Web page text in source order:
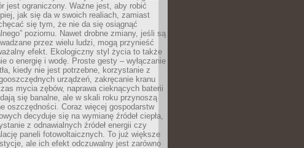
jest ograniczony. Ważne jest, aby robić
jak się da w swoich realiach, zamiast
się tym, że nie da się osiągnąć
poziomu. Nawet drobne zmiany, jeśli są
przez wielu ludzi, mogą przynieść
efekt. Ekologiczny styl życia to także
o energię i wodę. Proste gesty – wyłączanie
kiedy nie jest potrzebne, korzystanie z
urządzeń, zakręcanie kranu
mycia zębów, naprawa cieknących baterii
się banalne, ale w skali roku przynoszą
oszczędności. Coraz więcej gospodarstw
decyduje się na wymianę źródeł ciepła,
z odnawialnych źródeł energii czy
paneli fotowoltaicznych. To już większe
ale ich efekt odczuwalny jest zarówno